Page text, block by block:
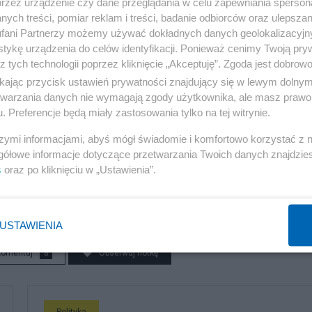
Już tu są. Zwijanie państwa w tempie, którego nie
Sejm w Warszawie, jak mamy w Berlinie…?
niedorzecznik szuka paragrafów, Deutsche Welle
telefon z Berlina. Niemcy kogoś takiego jak Tusk
telewizji w Niemczech, skoro mamy w Niemczech
woda według Czyża.- to tylko niektóre z nich.
8 Obserwuj notkę
treści, pomiar reklam i treści, badanie odbiorców oraz
Partnerzy możemy używać dokładnych danych
urządzenia do celów identyfikacji. Ponieważ cenimy Twoją
tych technologii poprzez kliknięcie „Akceptuję”. Zgoda jest
przycisk ustawień prywatności znajdujący się w lewym
danych nie wymagają zgody użytkownika, ale masz
Preferencje będą miały zastosowania tylko na tej witrynie.
informacjami, abyś mógł świadomie i komfortowo korzystać z
informacje dotyczące przetwarzania Twoich danych
oraz po kliknięciu w „Ustawienia”.
USTAWIENIA